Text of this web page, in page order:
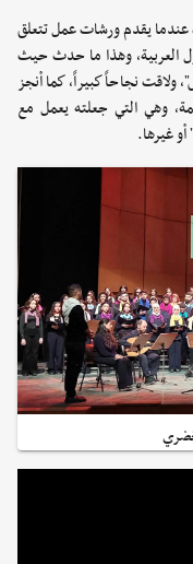
عندما يقدم ورشات عمل تتعلق
العربية، وهذا ما حدث حيث
نجاحاً كبيراً، كما أنجز
وهي التي جعلته يعمل مع
أو غيرها.